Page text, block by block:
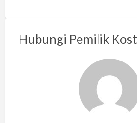
s
Hubungi Pemilik Kost